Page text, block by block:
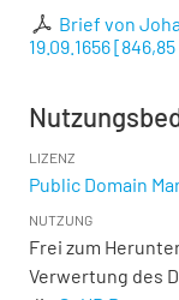
Brief von
19.09.1656[
LIZENZ
Public Domain
NUTZUNG
Frei zum
Verwertung des